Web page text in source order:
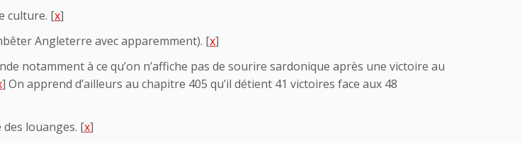
culture. [x]
Angleterre avec apparemment). [x]
notamment à ce qu’on n’affiche pas de sourire sardonique après une victoire au
] On apprend d’ailleurs au chapitre 405 qu’il détient 41 victoires face aux 48
louanges. [x]